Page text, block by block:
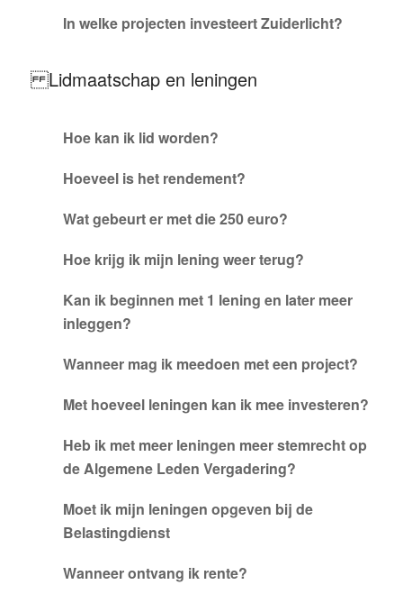
In welke projecten investeert Zuiderlicht?
Lidmaatschap en leningen
Hoe kan ik lid worden?
Hoeveel is het rendement?
Wat gebeurt er met die 250 euro?
Hoe krijg ik mijn lening weer terug?
Kan ik beginnen met 1 lening en later meer
inleggen?
Wanneer mag ik meedoen met een project?
Met hoeveel leningen kan ik mee investeren?
Heb ik met meer leningen meer stemrecht op
de Algemene Leden Vergadering?
Moet ik mijn leningen opgeven bij de
Belastingdienst
Wanneer ontvang ik rente?